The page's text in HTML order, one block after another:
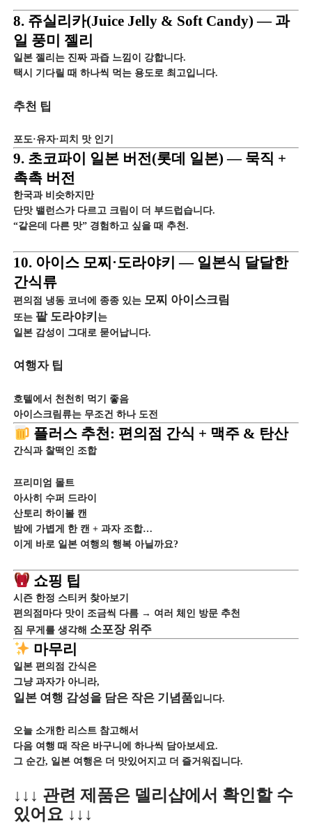
8. 쥬실리카(Juice Jelly & Soft Candy) — 과
일 풍미 젤리
일본 젤리는 진짜 과즙 느낌이 강합니다.
택시 기다릴 때 하나씩 먹는 용도로 최고입니다.
추천 팁
포도·유자·피치 맛 인기
9. 초코파이 일본 버전(롯데 일본) — 묵직 +
촉촉 버전
한국과 비슷하지만
단맛 밸런스가 다르고 크림이 더 부드럽습니다.
“같은데 다른 맛” 경험하고 싶을 때 추천.
10. 아이스 모찌·도라야키 — 일본식 달달한
간식류
편의점 냉동 코너에 종종 있는 모찌 아이스크림
또는 팥 도라야키 는
일본 감성이 그대로 묻어납니다.
여행자 팁
호텔에서 천천히 먹기 좋음
아이스크림류는 무조건 하나 도전
플러스 추천: 편의점 간식 + 맥주 & 탄산
간식과 찰떡인 조합
프리미엄 몰트
아사히 수퍼 드라이
산토리 하이볼 캔
밤에 가볍게 한 캔 + 과자 조합…
이게 바로 일본 여행의 행복 아닐까요?
쇼핑 팁
시즌 한정 스티커 찾아보기
편의점마다 맛이 조금씩 다름 → 여러 체인 방문 추천
짐 무게를 생각해 소포장 위주
마무리
일본 편의점 간식은
그냥 과자가 아니라,
일본 여행 감성을 담은 작은 기념품입니다.
오늘 소개한 리스트 참고해서
다음 여행 때 작은 바구니에 하나씩 담아보세요.
그 순간, 일본 여행은 더 맛있어지고 더 즐거워집니다.
↓↓↓ 관련 제품은 델리샵에서 확인할 수
있어요 ↓↓↓